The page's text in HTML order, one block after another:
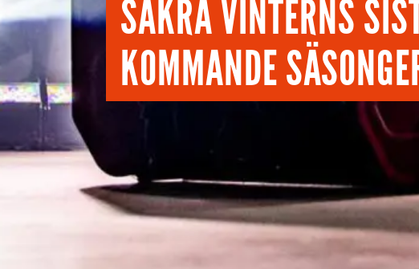
SÄKRA VINTERNS
KOMMANDE